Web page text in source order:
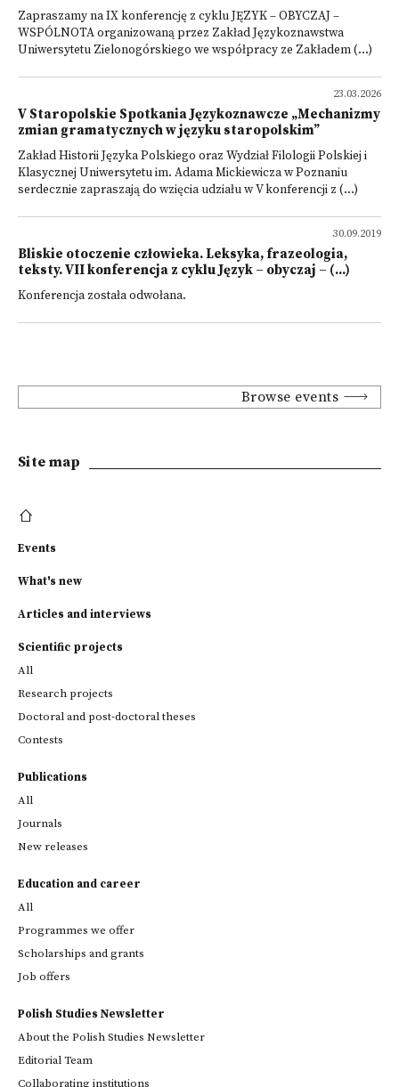
Zapraszamy na IX konferencję z cyklu JĘZYK – OBYCZAJ –
WSPÓLNOTA organizowaną przez Zakład Językoznawstwa
Uniwersytetu Zielonogórskiego we współpracy ze Zakładem (...)
23.03.2026
V Staropolskie Spotkania Językoznawcze „Mechanizmy
zmian gramatycznych w języku staropolskim”
Zakład Historii Języka Polskiego oraz Wydział Filologii Polskiej i
Klasycznej Uniwersytetu im. Adama Mickiewicza w Poznaniu
serdecznie zapraszają do wzięcia udziału w V konferencji z (...)
30.09.2019
Bliskie otoczenie człowieka. Leksyka, frazeologia,
teksty. VII konferencja z cyklu Język – obyczaj – (...)
Konferencja została odwołana.
Browse events
Site map
Events
What's new
Articles and interviews
Scientific projects
All
Research projects
Doctoral and post-doctoral theses
Contests
Publications
All
Journals
New releases
Education and career
All
Programmes we offer
Scholarships and grants
Job offers
Polish Studies Newsletter
About the Polish Studies Newsletter
Editorial Team
Collaborating institutions